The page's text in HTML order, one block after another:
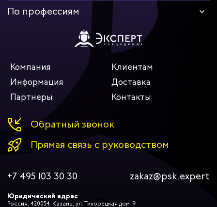
По профессиям
Компания
Клиентам
Информация
Доставка
Партнеры
Контакты
Обратный звонок
Прямая связь с руководством
+7 495 103 30 30 zakaz@psk.expert
Юридический адрес
Россия, 420054, Казань, ул. Тихорецкая дом 19